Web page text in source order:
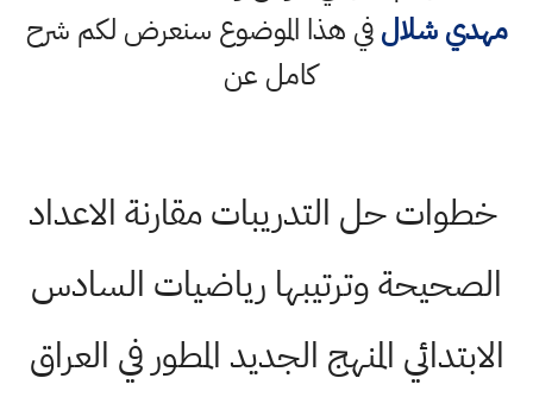
مهدي شلالفي هذا الموضوع سنعرض لكم شرح
كامل عن
خطوات حل التدريبات مقارنة الاعداد
الصحيحة وترتيبها رياضيات السادس
الابتدائي المنهج الجديد المطور في العراق